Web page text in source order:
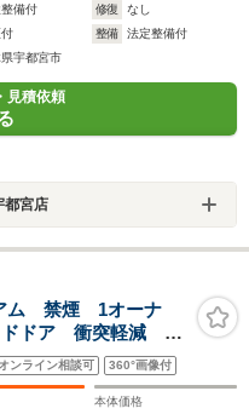
備付 修復
なし
整備
法定整備付
宇都宮市
見積依頼
都宮店
ム 禁煙 1オーナ
ドドア 衝突軽減 車
電動パワーシー
リングスイッチ
ト
ンライン相談可 360°画像付
本体価格